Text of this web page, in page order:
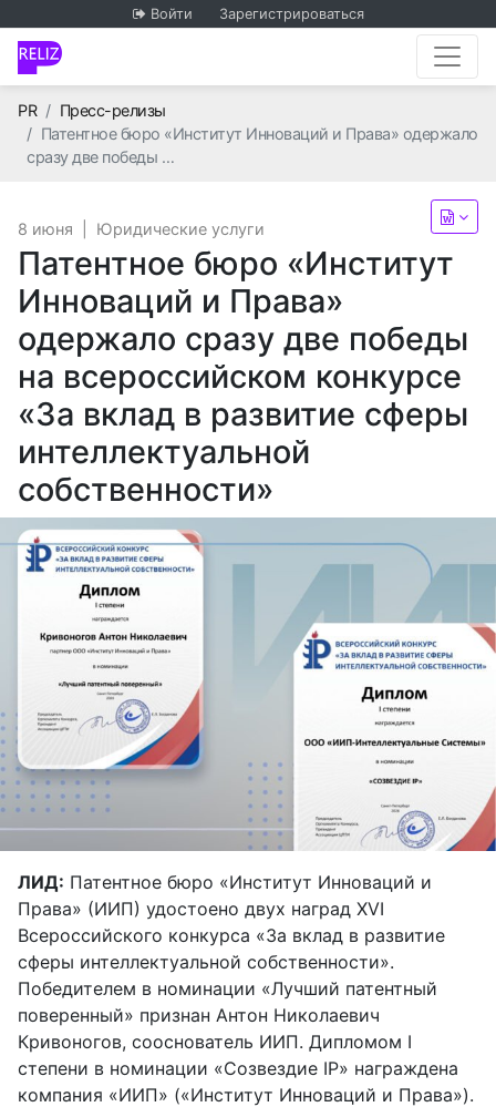
Войти Зарегистрироваться
PRГлавная
Пресс-релизы
Патентное бюро «Институт Инноваций и Права» одержало
сразу две победы …
8 июня Юридические услуги
Патентное бюро «Институт
Инноваций и Права»
одержало сразу две победы
на всероссийском конкурсе
«За вклад в развитие сферы
интеллектуальной
собственности»
ЛИД: Патентное бюро «Институт Инноваций и
Права» (ИИП) удостоено двух наград XVI
Всероссийского конкурса «За вклад в развитие
сферы интеллектуальной собственности».
Победителем в номинации «Лучший патентный
поверенный» признан Антон Николаевич
Кривоногов, сооснователь ИИП. Дипломом I
степени в номинации «Созвездие IP» награждена
компания «ИИП» («Институт Инноваций и Права»).